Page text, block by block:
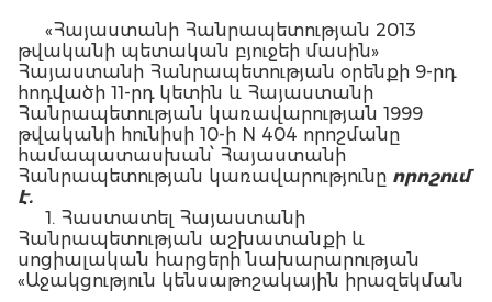
«Հայաստանի Հանրապետության 2013
թվականի պետական բյուջեի մասին»
Հայաստանի Հանրապետության օրենքի 9-րդ
հոդվածի 11-րդ կետին և Հայաստանի
Հանրապետության կառավարության 1999
թվականի հունիսի 10-ի N 404 որոշմանը
համապատասխան՝ Հայաստանի
Հանրապետության կառավարությունը որոշում
է.
1. Հաստատել Հայաստանի
Հանրապետության աշխատանքի և
սոցիալական հարցերի նախարարության
«Աջակցություն կենսաթոշակային իրազեկման